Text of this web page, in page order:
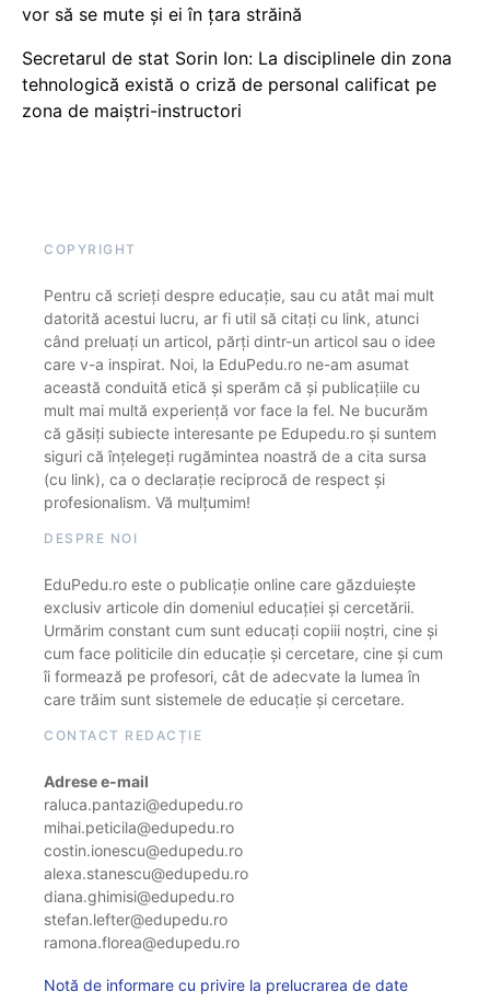
vor să se mute și ei în țara străină
Secretarul de stat Sorin Ion: La disciplinele din zona
tehnologică există o criză de personal calificat pe
zona de maiștri-instructori
COPYRIGHT
Pentru că scrieți despre educație, sau cu atât mai mult
datorită acestui lucru, ar fi util să citați cu link, atunci
când preluați un articol, părți dintr-un articol sau o idee
care v-a inspirat. Noi, la EduPedu.ro ne-am asumat
această conduită etică și sperăm că și publicațiile cu
mult mai multă experiență vor face la fel. Ne bucurăm
că găsiți subiecte interesante pe Edupedu.ro și suntem
siguri că înțelegeți rugămintea noastră de a cita sursa
(cu link), ca o declarație reciprocă de respect și
profesionalism. Vă mulțumim!
DESPRE NOI
EduPedu.ro este o publicație online care găzduiește
exclusiv articole din domeniul educației și cercetării.
Urmărim constant cum sunt educați copiii noștri, cine și
cum face politicile din educație și cercetare, cine și cum
îi formează pe profesori, cât de adecvate la lumea în
care trăim sunt sistemele de educație și cercetare.
CONTACT REDACȚIE
Adrese e-mail
raluca.pantazi@edupedu.ro
mihai.peticila@edupedu.ro
costin.ionescu@edupedu.ro
alexa.stanescu@edupedu.ro
diana.ghimisi@edupedu.ro
stefan.lefter@edupedu.ro
ramona.florea@edupedu.ro
Notă de informare cu privire la prelucrarea de date